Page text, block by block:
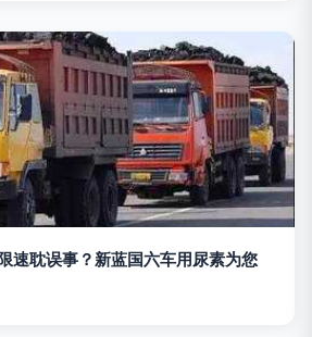
速耽误事？新蓝国六车用尿素为您